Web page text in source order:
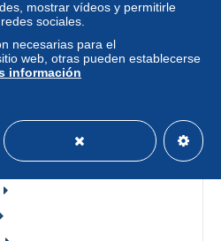
1
1
mostrar vídeos y permitirle
sociales.
necesarias para el
web, otras pueden establecerse
información